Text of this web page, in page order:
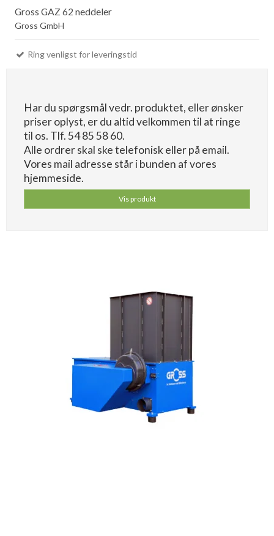
Gross GAZ 62 neddeler
Gross GmbH
Ring venligst for leveringstid
Har du spørgsmål vedr. produktet, eller ønsker
priser oplyst, er du altid velkommen til at ringe
til os. Tlf. 54 85 58 60.
Alle ordrer skal ske telefonisk eller på email.
Vores mail adresse står i bunden af vores
hjemmeside.
Vis produkt